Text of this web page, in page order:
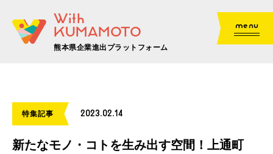
With
KUMAMOTO
熊本県企業進出プラットフォーム
menu
特集記事 2023.02.14
新たなモノ・コトを生み出す空間！上通町